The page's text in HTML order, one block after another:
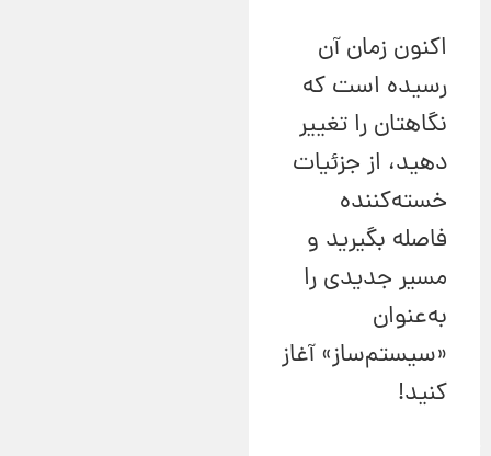
اکنون زمان آن
رسیده است که
نگاهتان را تغییر
دهید، از جزئیات
خسته‌کننده
فاصله بگیرید و
مسیر جدیدی را
به‌عنوان
«سیستم‌ساز» آغاز
کنید!